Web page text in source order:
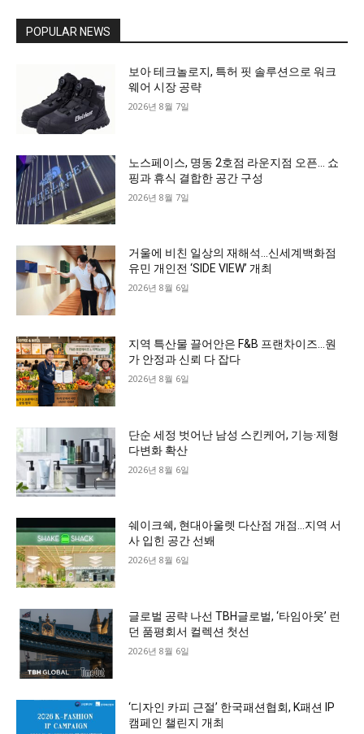
POPULAR NEWS
보아 테크놀로지, 특허 핏 솔루션으로 워크
웨어 시장 공략
2026년 8월 7일
노스페이스, 명동 2호점 라운지점 오픈… 쇼
핑과 휴식 결합한 공간 구성
2026년 8월 7일
거울에 비친 일상의 재해석…신세계백화점
유민 개인전 ‘SIDE VIEW’ 개최
2026년 8월 6일
지역 특산물 끌어안은 F&B 프랜차이즈…원
가 안정과 신뢰 다 잡다
2026년 8월 6일
단순 세정 벗어난 남성 스킨케어, 기능·제형
다변화 확산
2026년 8월 6일
쉐이크쉑, 현대아울렛 다산점 개점…지역 서
사 입힌 공간 선봬
2026년 8월 6일
글로벌 공략 나선 TBH글로벌, ‘타임아웃’ 런
던 품평회서 컬렉션 첫선
2026년 8월 6일
‘디자인 카피 근절’ 한국패션협회, K패션 IP
캠페인 챌린지 개최